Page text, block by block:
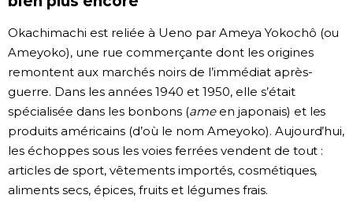
Okachimachi est reliée à Ueno par Ameya Yokochô (ou
Ameyoko), une rue commerçante dont les origines
remontent aux marchés noirs de l’immédiat après-
guerre. Dans les années 1940 et 1950, elle s’était
spécialisée dans les bonbons (ameen japonais) et les
produits américains (d’où le nom Ameyoko). Aujourd’hui,
les échoppes sous les voies ferrées vendent de tout :
articles de sport, vêtements importés, cosmétiques,
aliments secs, épices, fruits et légumes frais.